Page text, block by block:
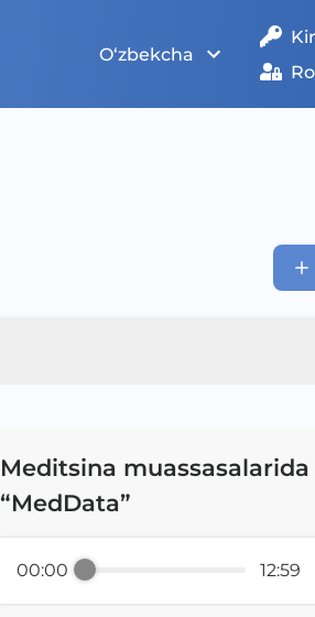
O‘zbekcha
Meditsina muassasalarida
“MedData”
00:00 12:59